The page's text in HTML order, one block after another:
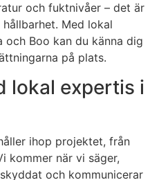
och fuktnivåer – det är
Med lokal
och Boo kan du känna dig
på plats.
lokal expertis i
ihop projektet, från
kommer när vi säger,
och kommunicerar